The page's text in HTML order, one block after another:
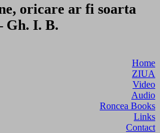
oricare ar fi soarta
Gh. I. B.
Home
ZIUA
Video
Audio
Roncea Books
Links
Contact